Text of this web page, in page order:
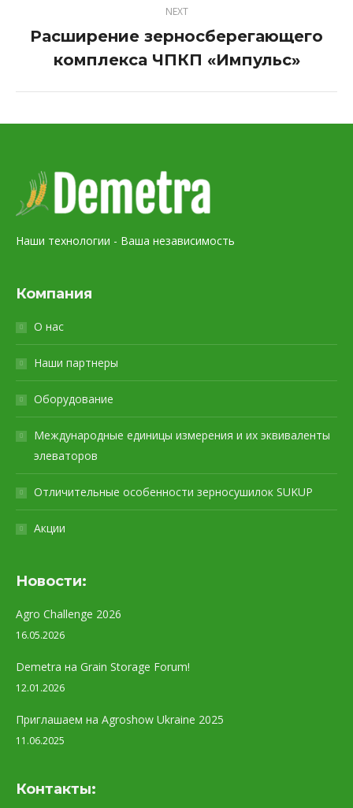
NEXT
project:
Расширение зерносберегающего
комплекса ЧПКП «Импульс»
Наши технологии - Ваша независимость
Компания
О нас
Наши партнеры
Оборудование
Международные единицы измерения и их эквиваленты
элеваторов
Отличительные особенности зерносушилок SUKUP
Акции
Новости:
Agro Challenge 2026
16.05.2026
Demetra на Grain Storage Forum!
12.01.2026
Приглашаем на Agroshow Ukraine 2025
11.06.2025
Контакты: